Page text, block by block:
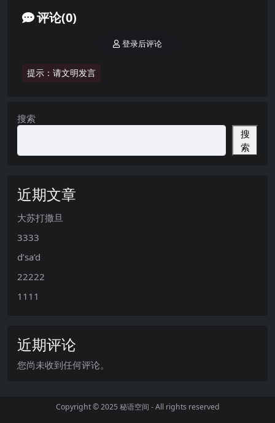
评论(0)
提示：请文明发言
登录后评论
搜索
搜
索
近期文章
大苏打撒旦
3333
d’sa’d
22222
1111
近期评论
您尚未收到任何评论。
Copyright © 2025秘语空间 - All rights reserved